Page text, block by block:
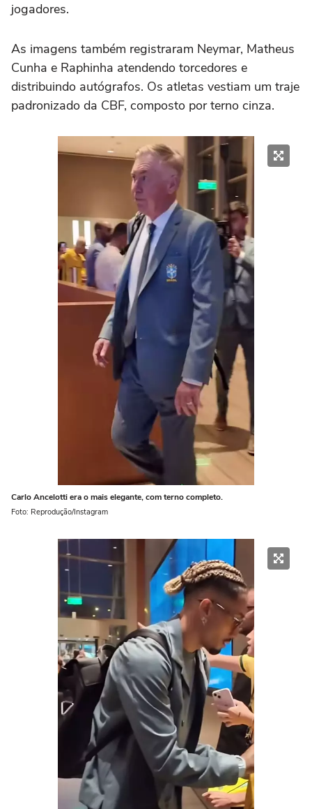
jogadores.
As imagens também registraram Neymar, Matheus
Cunha e Raphinha atendendo torcedores e
distribuindo autógrafos. Os atletas vestiam um traje
padronizado da CBF, composto por terno cinza.
Carlo Ancelotti era o mais elegante, com terno completo.
Foto: Reprodução/Instagram